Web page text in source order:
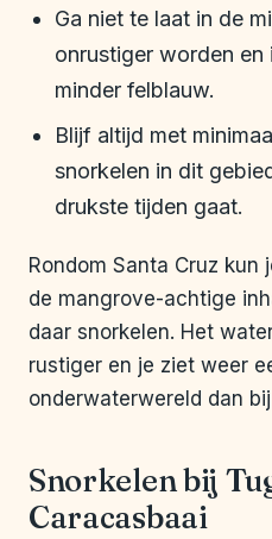
Ga niet te laat in de
onrustiger worden
minder felblauw.
Blijf altijd met
snorkelen in dit
drukste tijden gaat.
Rondom Santa Cruz
de mangrove-achtige
daar snorkelen. Het
rustiger en je ziet weer
onderwaterwereld dan
Snorkelen bij
Caracasbaai